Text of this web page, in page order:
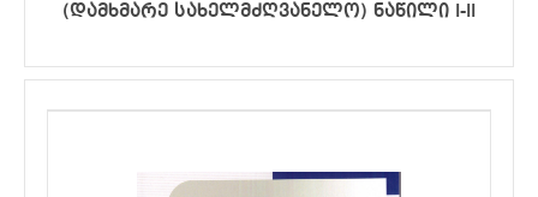
(დამხმარე სახელმძღვანელო) ნაწილი I-II